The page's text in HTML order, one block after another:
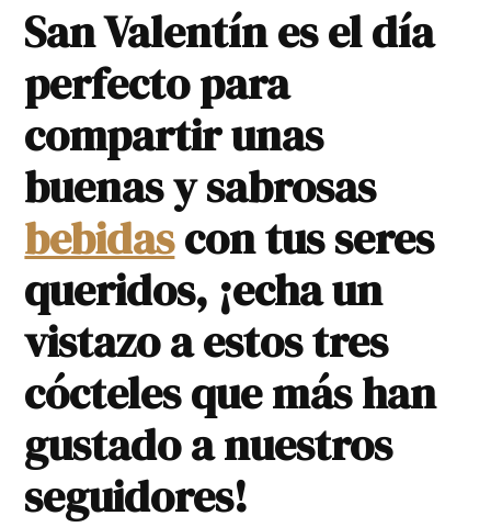
San Valentín es el día
perfecto para
compartir unas
buenas y sabrosas
bebidascon tus seres
queridos, ¡echa un
vistazo a estos tres
cócteles que más han
gustado a nuestros
seguidores!